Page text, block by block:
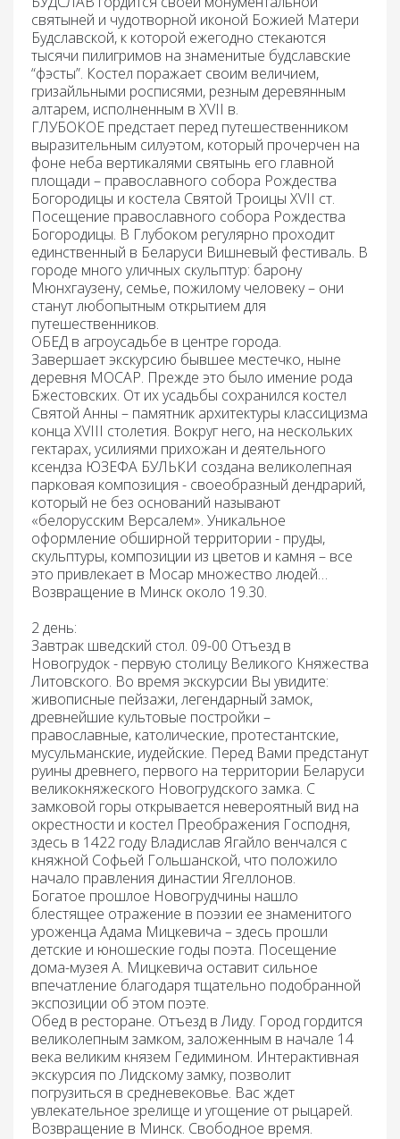
святыней и чудотворной иконой Божией Матери
Будславской, к которой ежегодно стекаются
тысячи пилигримов на знаменитые будславские
“фэсты”. Костел поражает своим величием,
гризайльными росписями, резным деревянным
алтарем, исполненным в XVII в.
ГЛУБОКОЕ предстает перед путешественником
выразительным силуэтом, который прочерчен на
фоне неба вертикалями святынь его главной
площади – православного собора Рождества
Богородицы и костела Святой Троицы XVII ст.
Посещение православного собора Рождества
Богородицы. В Глубоком регулярно проходит
единственный в Беларуси Вишневый фестиваль. В
городе много уличных скульптур: барону
Мюнхгаузену, семье, пожилому человеку – они
станут любопытным открытием для
путешественников.
ОБЕД в агроусадьбе в центре города.
Завершает экскурсию бывшее местечко, ныне
деревня МОСАР. Прежде это было имение рода
Бжестовских. От их усадьбы сохранился костел
Святой Анны – памятник архитектуры классицизма
конца ХVIII столетия. Вокруг него, на нескольких
гектарах, усилиями прихожан и деятельного
ксендза ЮЗЕФА БУЛЬКИ создана великолепная
парковая композиция - своеобразный дендрарий,
который не без оснований называют
«белорусским Версалем». Уникальное
оформление обширной территории - пруды,
скульптуры, композиции из цветов и камня – все
это привлекает в Мосар множество людей…
Возвращение в Минск около 19.30.
2 день:
Завтрак шведский стол. 09-00 Отъезд в
Новогрудок- первую столицу Великого Княжества
Литовского. Во время экскурсии Вы увидите:
живописные пейзажи, легендарный замок,
древнейшие культовые постройки –
православные, католические, протестантские,
мусульманские, иудейские. Перед Вами предстанут
руины древнего, первого на территории Беларуси
великокняжеского Новогрудского замка. С
замковой горы открывается невероятный вид на
окрестности и костел Преображения Господня,
здесь в 1422 году Владислав Ягайло венчался с
княжной Софьей Гольшанской, что положило
начало правления династии Ягеллонов.
Богатое прошлое Новогрудчины нашло
блестящее отражение в поэзии ее знаменитого
уроженца Адама Мицкевича – здесь прошли
детские и юношеские го­ды поэта. Посещение
дома-музея А. Мицкевича оставит сильное
впечатление благодаря тщательно подобранной
экспозиции об этом поэте.
Обед в ресторане. Отъезд вЛиду. Город гордится
великолепным замком, заложенным в начале 14
века великим князем Гедимином. Интерактивная
экскурсия по Лидскому замку, позволит
погрузиться в средневековье. Вас ждет
увлекательное зрелище и угощение от рыцарей.
Возвращение в Минск. Свободное время.